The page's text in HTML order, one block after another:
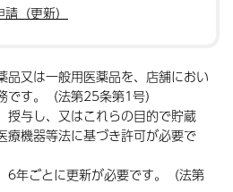
（更新）
品又は一般用医薬品を、店舗におい
す。（法第25条第1号）
授与し、又はこれらの目的で貯蔵
療機器等法に基づき許可が必要で
6年ごとに更新が必要です。（法第